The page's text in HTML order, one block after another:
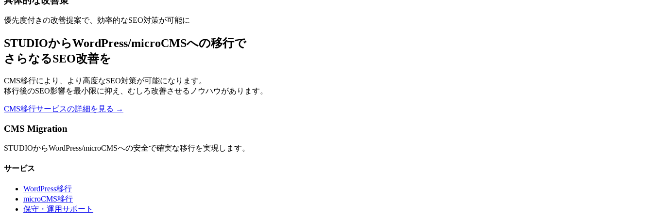
優先度付きの改善提案で、効率的なSEO対策が可能に
STUDIOからWordPress/microCMSへの移行で
さらなるSEO改善を
CMS移行により、より高度なSEO対策が可能になります。
移行後のSEO影響を最小限に抑え、むしろ改善させるノウハウがあります。
CMS移行サービスの詳細を見る →
CMS Migration
STUDIOからWordPress/microCMSへの安全で確実な移行を実現します。
サービス
WordPress移行
microCMS移行
保守・運用サポート